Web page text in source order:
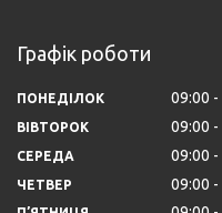
Графік роботи
ПОНЕДІЛОК 09:00
ВІВТОРОК 09:00
СЕРЕДА 09:00
ЧЕТВЕР 09:00